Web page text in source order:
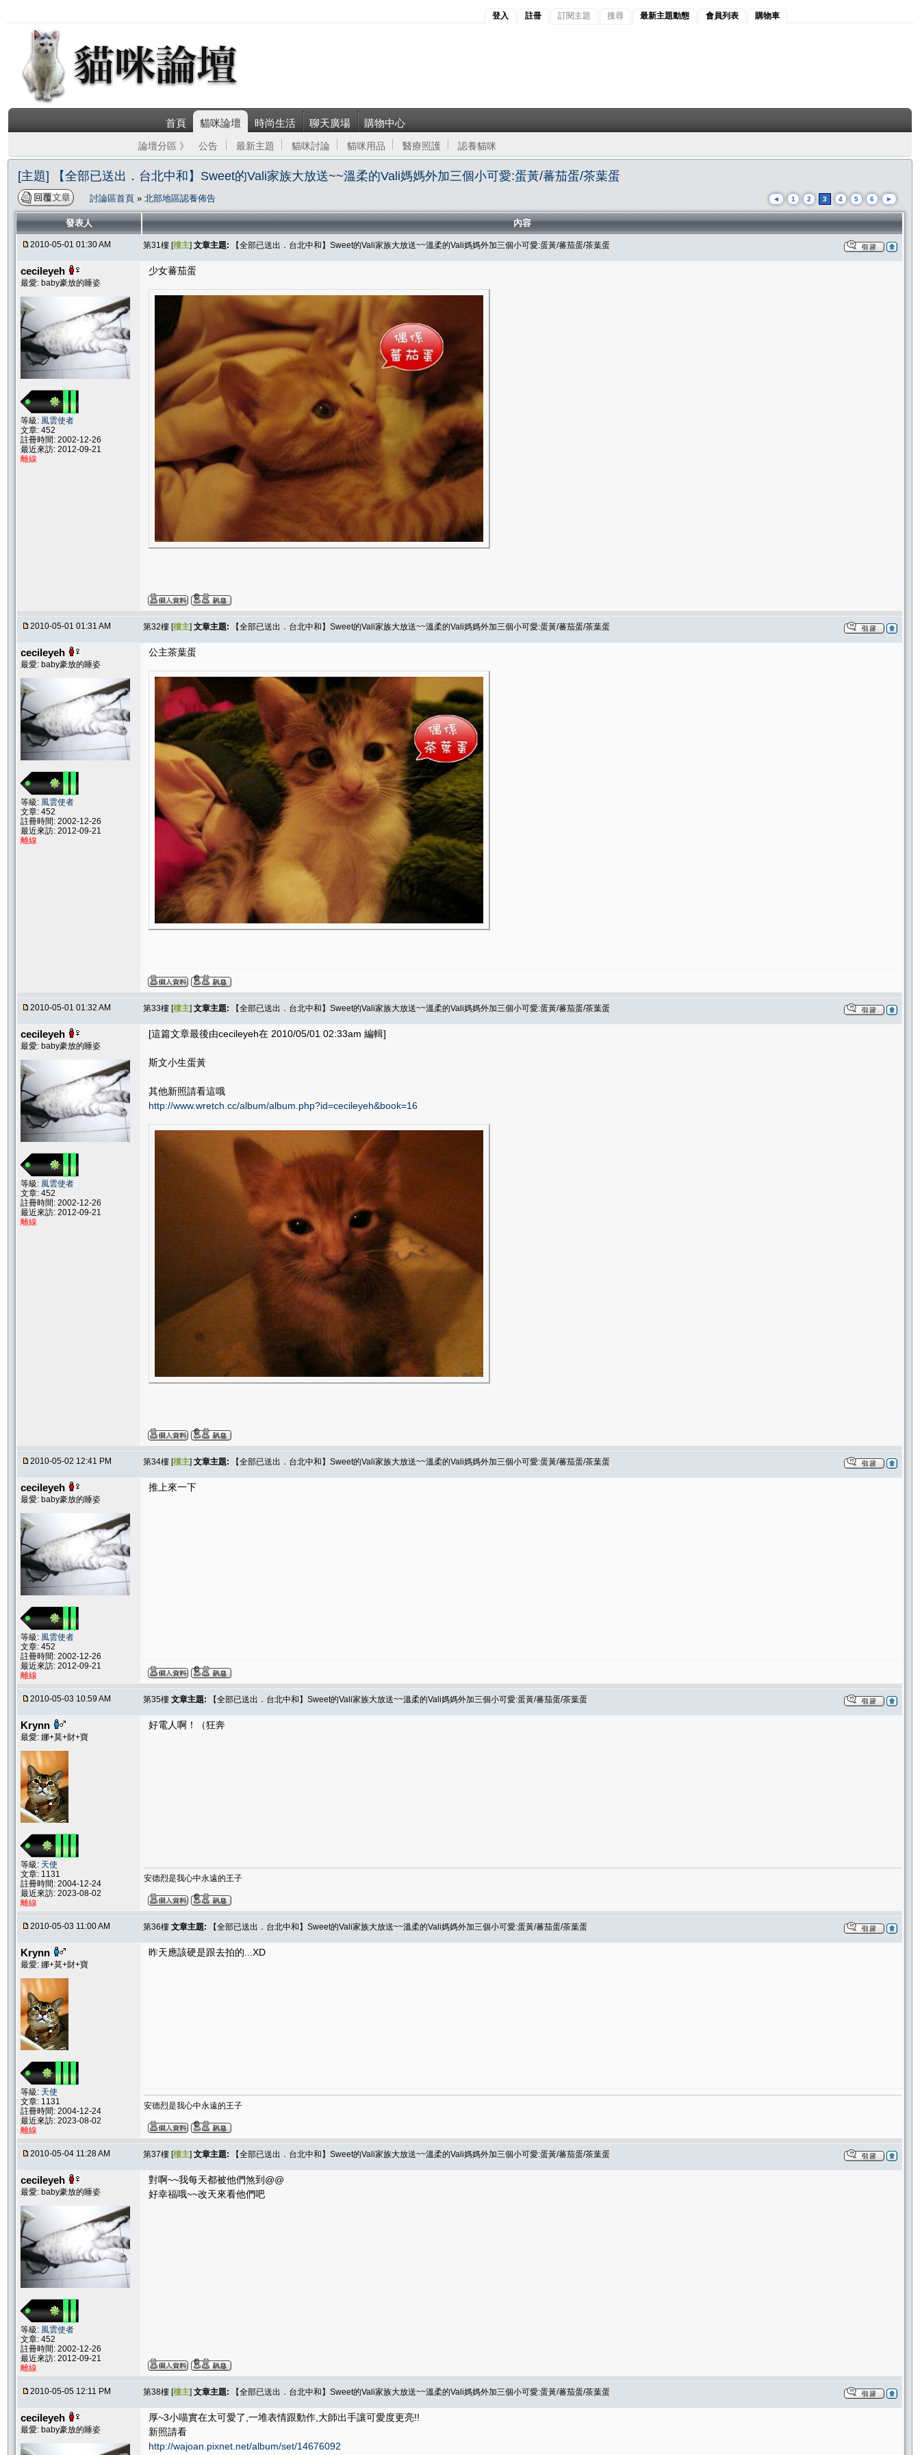
登入 註冊 訂閱主題 搜尋 最新主題動態 會員列表 購物車
首頁 貓咪論壇 時尚生活 聊天廣場 購物中心
論壇分區 》 公告 最新主題 貓咪討論 貓咪用品 醫療照護 認養貓咪
[主題] 【全部已送出．台北中和】Sweet的Vali家族大放送~~溫柔的Vali媽媽外加三個小可愛:蛋黃/蕃茄蛋/茶葉蛋
討論區首頁 » 北部地區認養佈告 ◄ 1 2 3 4 5 6 ►
發表人 內容
2010-05-01 01:30 AM 第31樓 [樓主] 文章主題: 【全部已送出．台北中和】Sweet的Vali家族大放送~~溫柔的Vali媽媽外加三個小可愛:蛋黃/蕃茄蛋/茶葉蛋
cecileyeh
最愛: baby豪放的睡姿
等級: 風雲使者
文章: 452
註冊時間: 2002-12-26
最近來訪: 2012-09-21
離線
少女蕃茄蛋
2010-05-01 01:31 AM 第32樓 [樓主] 文章主題: 【全部已送出．台北中和】Sweet的Vali家族大放送~~溫柔的Vali媽媽外加三個小可愛:蛋黃/蕃茄蛋/茶葉蛋
cecileyeh
最愛: baby豪放的睡姿
等級: 風雲使者
文章: 452
註冊時間: 2002-12-26
最近來訪: 2012-09-21
離線
公主茶葉蛋
2010-05-01 01:32 AM 第33樓 [樓主] 文章主題: 【全部已送出．台北中和】Sweet的Vali家族大放送~~溫柔的Vali媽媽外加三個小可愛:蛋黃/蕃茄蛋/茶葉蛋
cecileyeh
最愛: baby豪放的睡姿
等級: 風雲使者
文章: 452
註冊時間: 2002-12-26
最近來訪: 2012-09-21
離線
[這篇文章最後由cecileyeh在 2010/05/01 02:33am 編輯]
斯文小生蛋黃
其他新照請看這哦
http://www.wretch.cc/album/album.php?id=cecileyeh&book=16
2010-05-02 12:41 PM 第34樓 [樓主] 文章主題: 【全部已送出．台北中和】Sweet的Vali家族大放送~~溫柔的Vali媽媽外加三個小可愛:蛋黃/蕃茄蛋/茶葉蛋
cecileyeh
最愛: baby豪放的睡姿
等級: 風雲使者
文章: 452
註冊時間: 2002-12-26
最近來訪: 2012-09-21
離線
推上來一下
2010-05-03 10:59 AM 第35樓 文章主題: 【全部已送出．台北中和】Sweet的Vali家族大放送~~溫柔的Vali媽媽外加三個小可愛:蛋黃/蕃茄蛋/茶葉蛋
Krynn
最愛: 娜+莫+財+寶
等級: 天使
文章: 1131
註冊時間: 2004-12-24
最近來訪: 2023-08-02
離線
好電人啊！（狂奔
安德烈是我心中永遠的王子
2010-05-03 11:00 AM 第36樓 文章主題: 【全部已送出．台北中和】Sweet的Vali家族大放送~~溫柔的Vali媽媽外加三個小可愛:蛋黃/蕃茄蛋/茶葉蛋
Krynn
最愛: 娜+莫+財+寶
等級: 天使
文章: 1131
註冊時間: 2004-12-24
最近來訪: 2023-08-02
離線
昨天應該硬是跟去拍的...XD
安德烈是我心中永遠的王子
2010-05-04 11:28 AM 第37樓 [樓主] 文章主題: 【全部已送出．台北中和】Sweet的Vali家族大放送~~溫柔的Vali媽媽外加三個小可愛:蛋黃/蕃茄蛋/茶葉蛋
cecileyeh
最愛: baby豪放的睡姿
等級: 風雲使者
文章: 452
註冊時間: 2002-12-26
最近來訪: 2012-09-21
離線
對啊~~我每天都被他們煞到@@
好幸福哦~~改天來看他們吧
2010-05-05 12:11 PM 第38樓 [樓主] 文章主題: 【全部已送出．台北中和】Sweet的Vali家族大放送~~溫柔的Vali媽媽外加三個小可愛:蛋黃/蕃茄蛋/茶葉蛋
cecileyeh
最愛: baby豪放的睡姿
厚~3小喵實在太可愛了,一堆表情跟動作,大師出手讓可愛度更亮!!
新照請看
http://wajoan.pixnet.net/album/set/14676092